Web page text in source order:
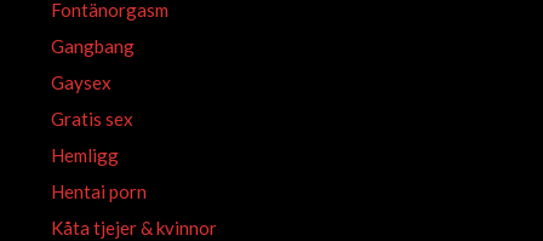
Fontänorgasm
Gangbang
Gaysex
Gratis sex
Hemligg
Hentai porn
Kåta tjejer & kvinnor